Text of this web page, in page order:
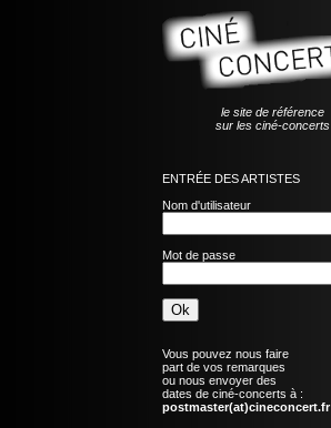
le site de référence
sur les ciné-concerts
ENTRÉE DES ARTISTES
Nom d'utilisateur
Mot de passe
Vous pouvez nous faire
part de vos remarques
ou nous envoyer des
dates de ciné-concerts à :
postmaster(at)cineconcert.fr